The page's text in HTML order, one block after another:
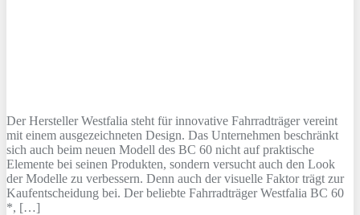
Der Hersteller Westfalia steht für innovative Fahrradträger vereint
mit einem ausgezeichneten Design. Das Unternehmen beschränkt
sich auch beim neuen Modell des BC 60 nicht auf praktische
Elemente bei seinen Produkten, sondern versucht auch den Look
der Modelle zu verbessern. Denn auch der visuelle Faktor trägt zur
Kaufentscheidung bei. Der beliebte Fahrradträger Westfalia BC 60
*, […]